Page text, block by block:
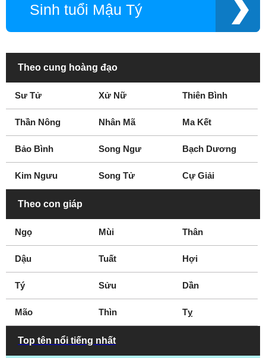
Sinh tuổi Mậu Tý
Theo cung hoàng đạo
Sư Tử Xử Nữ Thiên Bình
Thần Nông Nhân Mã Ma Kết
Bảo Bình Song Ngư Bạch Dương
Kim Ngưu Song Tử Cự Giải
Theo con giáp
Ngọ Mùi Thân
Dậu Tuất Hợi
Tý Sửu Dần
Mão Thìn Tỵ
Top tên nổi tiếng nhất